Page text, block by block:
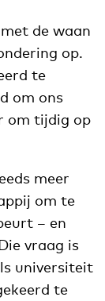
de waan
op.
te
om ons
om tijdig op
meer
om te
– en
vraag is
universiteit
te